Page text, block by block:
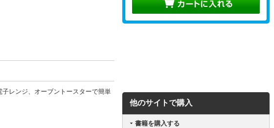
レンジ、オーブントースターで簡単
他のサイトで購入
書籍を購入する